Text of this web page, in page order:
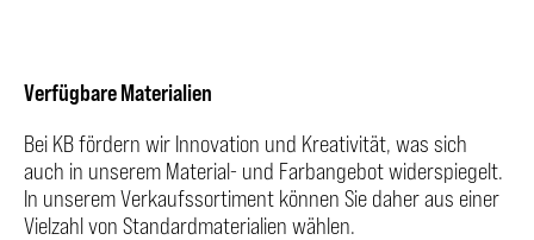
Verfügbare Materialien
Bei KB fördern wir Innovation und Kreativität, was sich
auch in unserem Material- und Farbangebot widerspiegelt.
In unserem Verkaufssortiment können Sie daher aus einer
Vielzahl von Standardmaterialien wählen.